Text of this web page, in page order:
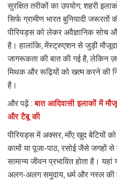
सुरक्षित तरीकों का उपयोग; शहरी
सिर्फ ग्रामीण भारत बुनियादी
पीरियड्स को लेकर अवैज्ञानिक सोच
है। हालांकि, मेंस्ट्रुएशन से जुड़ी
जागरूकता की बात की गई है, लेकिन
मिथक और रूढ़ियों को खत्म करने की
है।
और पढ़ें :बात आदिवासी इलाकों में
और टैबू की
पीरियड्स में अक्सर, माँए खुद बेटियों
कामों या पूजा-पाठ, रसोई जैसे जगहों
सामान्य जीवन प्रभावित होता है।
अलग-अलग समुदाय, धर्म और नस्ल की